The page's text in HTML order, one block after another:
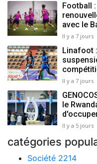
Football
avec le
Il y a 7 jours
Linafoot
Il y a 7 jours
le
Il y a 5 jours
catégories
Société 2214